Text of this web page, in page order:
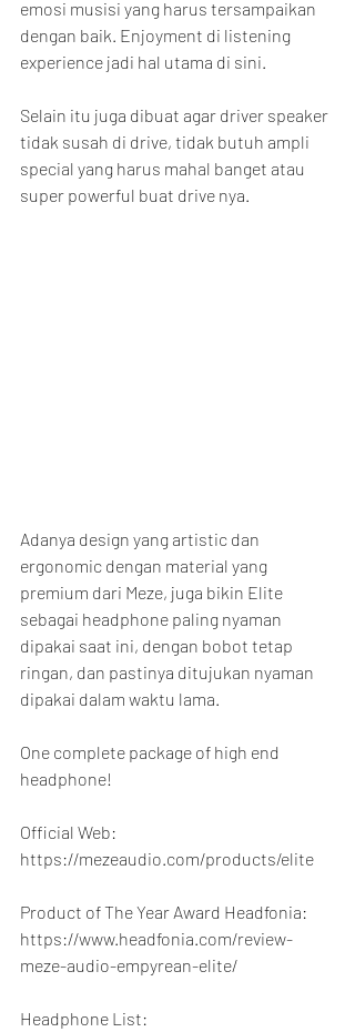
emosi musisi yang harus tersampaikan
dengan baik. Enjoyment di listening
experience jadi hal utama di sini.
Selain itu juga dibuat agar driver speaker
tidak susah di drive, tidak butuh ampli
special yang harus mahal banget atau
super powerful buat drive nya.
Adanya design yang artistic dan
ergonomic dengan material yang
premium dari Meze, juga bikin Elite
sebagai headphone paling nyaman
dipakai saat ini, dengan bobot tetap
ringan, dan pastinya ditujukan nyaman
dipakai dalam waktu lama.
One complete package of high end
headphone!
Official Web:
https://mezeaudio.com/products/elite
Product of The Year Award Headfonia:
https://www.headfonia.com/review-
meze-audio-empyrean-elite/
Headphone List: